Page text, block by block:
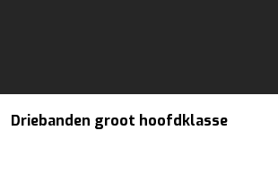
Driebanden groot hoofdklasse